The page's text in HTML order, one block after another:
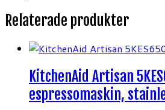
Relaterade produkter
KitchenAid Artisan
espressomaskin,